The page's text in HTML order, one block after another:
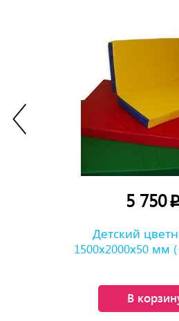
5 750
Детский
1500х2000х50 мм
В